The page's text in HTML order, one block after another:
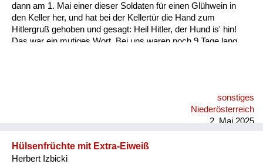
dann am 1. Mai einer dieser Soldaten für einen Glühwein in
den Keller her, und hat bei der Kellertür die Hand zum
Hitlergruß gehoben und gesagt: Heil Hitler, der Hund is' hin!
Das war ein mutiges Wort. Bei uns waren noch 9 Tage lang
sonstiges
Niederösterreich
2. Mai 2025
Hülsenfrüchte mit Extra-Eiweiß
Herbert Izbicki